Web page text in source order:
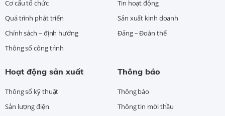
Cơ cấu tổ chức
Quá trình phát triển
Chính sách – định hướng
Thông số công trình
Tin hoạt động
Sản xuất kinh doanh
Đảng – Đoàn thể
Hoạt động sản xuất
Thông số kỹ thuật
Sản lượng điện
Thông báo
Thông báo
Thông tin mời thầu